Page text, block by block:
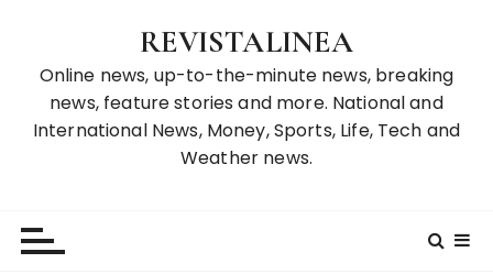
REVISTALINEA
Online news, up-to-the-minute news, breaking
news, feature stories and more. National and
International News, Money, Sports, Life, Tech and
Weather news.